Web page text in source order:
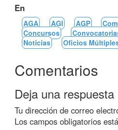
En
AGA AGI AGP
Concursos
Noticias
Oficios
Comentarios
Deja una respuesta
Tu dirección de correo
Los campos obligatorios